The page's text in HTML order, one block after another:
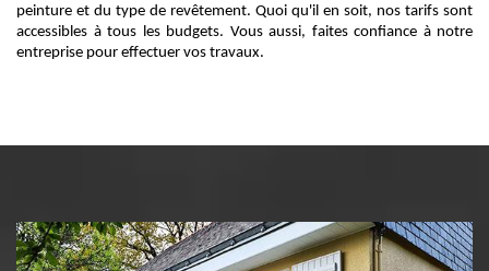
peinture et du type de revêtement. Quoi qu'il en soit, nos tarifs sont
accessibles à tous les budgets. Vous aussi, faites confiance à notre
entreprise pour effectuer vos travaux.